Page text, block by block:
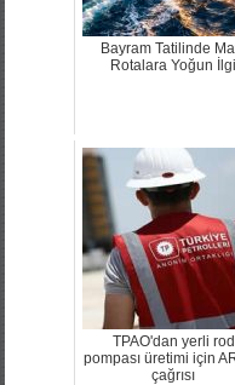
Bayram Tatilinde
Rotalara Yoğun İlgi
TPAO'dan yerli rod
pompası üretimi için
çağrısı